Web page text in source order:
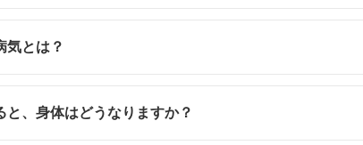
とは？
、身体はどうなりますか？